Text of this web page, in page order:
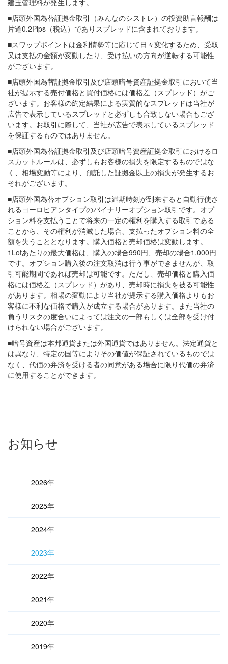
建玉管理料が発生します。
■店頭外国為替証拠金取引（みんなのシストレ）の投資助言報酬は
片道0.2Pips（税込）でありスプレッドに含まれております。
■スワップポイントは金利情勢等に応じて日々変化するため、受取
又は支払の金額が変動したり、受け払いの方向が逆転する可能性
がございます。
■店頭外国為替証拠金取引及び店頭暗号資産証拠金取引において当
社が提示する売付価格と買付価格には価格差（スプレッド）がご
ざいます。お客様の約定結果による実質的なスプレッドは当社が
広告で表示しているスプレッドと必ずしも合致しない場合もござ
います。お取引に際して、当社が広告で表示しているスプレッド
を保証するものではありません。
■店頭外国為替証拠金取引及び店頭暗号資産証拠金取引におけるロ
スカットルールは、必ずしもお客様の損失を限定するものではな
く、相場変動等により、預託した証拠金以上の損失が発生するお
それがございます。
■店頭外国為替オプション取引は満期時刻が到来すると自動行使さ
れるヨーロピアンタイプのバイナリーオプション取引です。オプ
ション料を支払うことで将来の一定の権利を購入する取引である
ことから、その権利が消滅した場合、支払ったオプション料の全
額を失うこととなります。購入価格と売却価格は変動します。
1Lotあたりの最大価格は、購入の場合990円、売却の場合1,000円
です。オプション購入後の注文取消は行う事ができませんが、取
引可能期間であれば売却は可能です。ただし、売却価格と購入価
格には価格差（スプレッド）があり、売却時に損失を被る可能性
があります。相場の変動により当社が提示する購入価格よりもお
客様に不利な価格で購入が成立する場合があります。また当社の
負うリスクの度合いによっては注文の一部もしくは全部を受け付
けられない場合がございます。
■暗号資産は本邦通貨または外国通貨ではありません。法定通貨と
は異なり、特定の国等によりその価値が保証されているものでは
なく、代価の弁済を受ける者の同意がある場合に限り代価の弁済
に使用することができます。
お知らせ
2026年
2025年
2024年
2023年
2022年
2021年
2020年
2019年